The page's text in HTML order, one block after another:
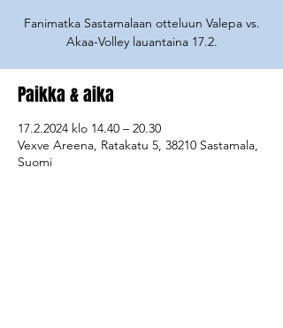
Fanimatka Sastamalaan otteluun Valepa vs.
Akaa-Volley lauantaina 17.2.
Paikka & aika
17.2.2024 klo 14.40 – 20.30
Vexve Areena, Ratakatu 5, 38210 Sastamala,
Suomi